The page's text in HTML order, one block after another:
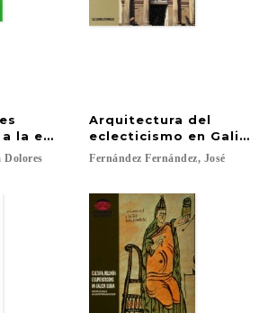
la educación ambiental
Dolores
Arquitectura del
eclecticismo en Galicia
Fernández Fernández, José